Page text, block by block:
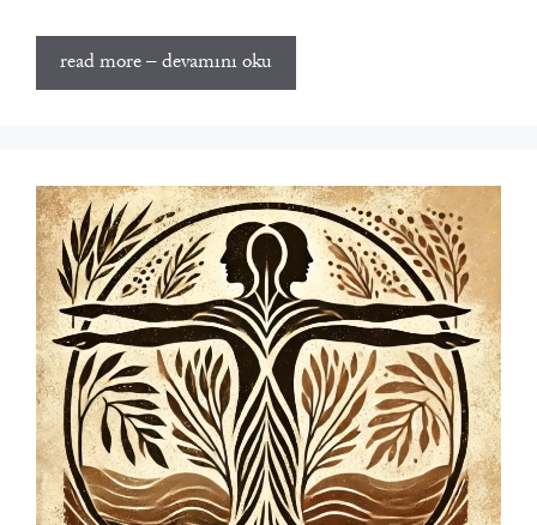
read more – devamını oku